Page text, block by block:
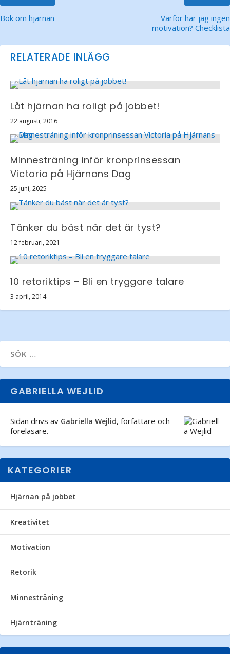
Bok om hjärnan
Varför har jag ingen
motivation? Checklista
RELATERADE INLÄGG
Låt hjärnan ha roligt på jobbet!
22 augusti, 2016
Minnesträning inför kronprinsessan
Victoria på Hjärnans Dag
25 juni, 2025
Tänker du bäst när det är tyst?
12 februari, 2021
10 retoriktips – Bli en tryggare talare
3 april, 2014
GABRIELLA WEJLID
Sidan drivs av Gabriella Wejlid, författare och
föreläsare.
KATEGORIER
Hjärnan på jobbet
Kreativitet
Motivation
Retorik
Minnesträning
Hjärnträning